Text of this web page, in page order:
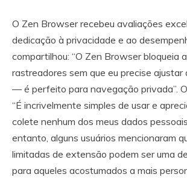
O Zen Browser recebeu avaliações
dedicação à privacidade e ao
compartilhou: “O Zen Browser bloqueia
rastreadores sem que eu precise ajustar
— é perfeito para navegação privada”.
“É incrivelmente simples de usar e
colete nenhum dos meus dados
entanto, alguns usuários mencionaram
limitadas de extensão podem ser uma
para aqueles acostumados a mais